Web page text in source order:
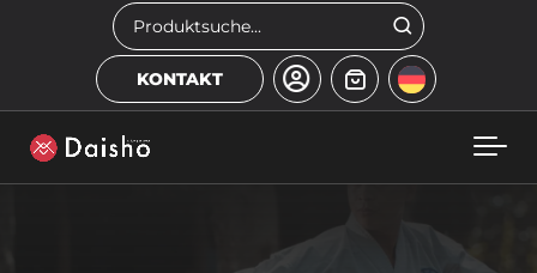
Skip to main content Suchen
KONTAKT